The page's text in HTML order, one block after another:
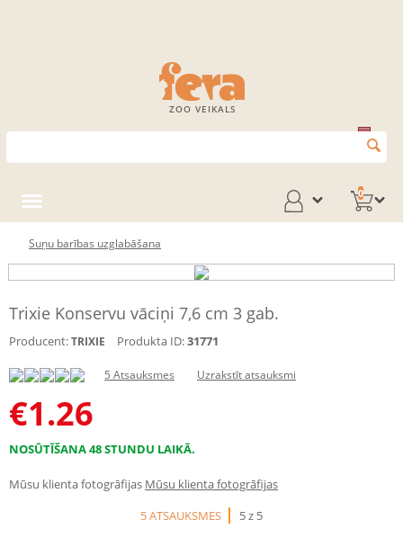
ZOO VEIKALS
0
Suņu barības uzglabāšana
Trixie Konservu vāciņi 7,6 cm 3 gab.
Producent:TRIXIE Produkta ID:31771
5 Atsauksmes Uzrakstīt atsauksmi
€1.26
NOSŪTĪŠANA 48 STUNDU LAIKĀ.
Mūsu klienta fotogrāfijas Mūsu klienta fotogrāfijas
5 ATSAUKSMES
5 z 5